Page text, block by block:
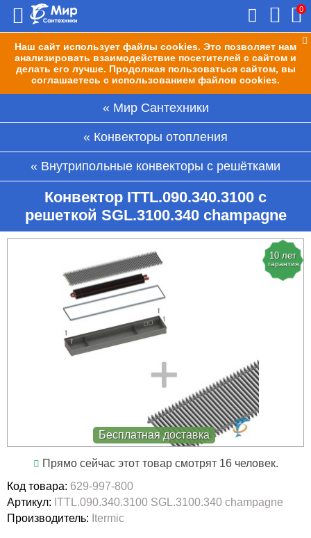
Наш сайт использует файлы cookies. Это позволяет нам
анализировать взаимодействие посетителей с сайтом и
делать его лучше. Продолжая пользоваться сайтом, вы
соглашаетесь с использованием файлов cookies.
0
Мир Сантехники
Конвекторы отопления
Внутрипольные конвекторы с решётками
Конвектор ITTL.090.340.3100 с
решеткой SGL.3100.340 champagne
10 лет
гарантия
Бесплатная доставка
Прямо сейчас этот товар смотрят 16 человек.
Код товара: 629-997-800
Артикул: ITTL.090.340.3100 SGL.3100.340 champagne
Производитель: Itermic